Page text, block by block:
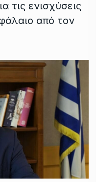
τις ενισχύσεις
από τον